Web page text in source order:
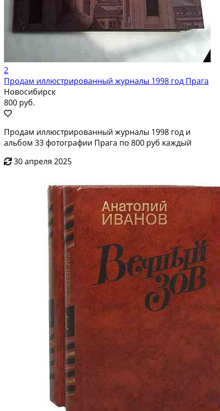
2
Продам иллюстрированный журналы 1998 год Прага
Новосибирск
800 руб.
Продам иллюстрированный журналы 1998 год и
альбом 33 фотографии Прага по 800 руб каждый
30 апреля 2025